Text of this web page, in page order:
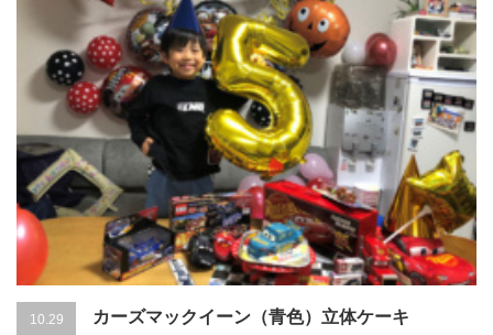
10.29
カーズマックイーン（青色）立体ケーキ